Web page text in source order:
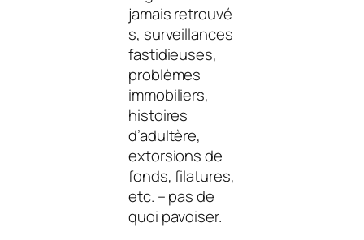
jamais retrouvé
s, surveillances
fastidieuses,
problèmes
immobiliers,
histoires
d’adultère,
extorsions de
fonds, filatures,
etc. – pas de
quoi pavoiser.